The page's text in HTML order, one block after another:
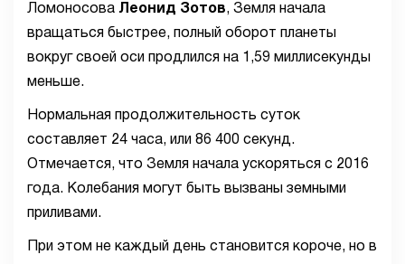
Ломоносова Леонид Зотов, Земля начала
вращаться быстрее, полный оборот планеты
вокруг своей оси продлился на 1,59 миллисекунды
меньше.
Нормальная продолжительность суток
составляет 24 часа, или 86 400 секунд.
Отмечается, что Земля начала ускоряться с 2016
года. Колебания могут быть вызваны земными
приливами.
При этом не каждый день становится короче, но в